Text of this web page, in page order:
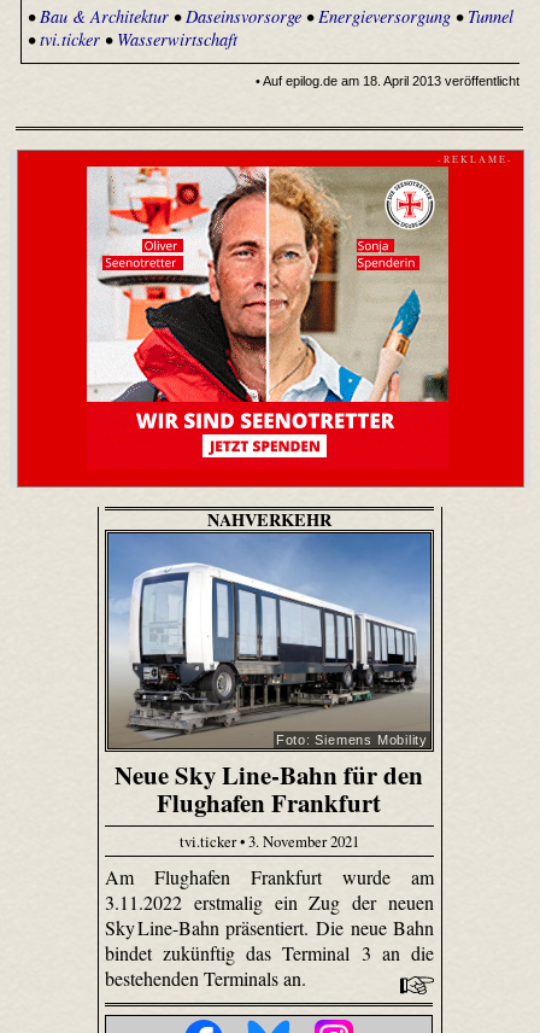
•Bau & Architektur•Daseinsvorsorge•Energieversorgung• Tunnel
•tvi.ticker• Wasserwirtschaft
• Auf epilog.de am 18. April 2013 veröffentlicht
- R E K L A M E -
NAHVERKEHR
Foto: Siemens Mobility
Neue Sky Line-Bahn für den
Flughafen Frankfurt
tvi.ticker • 3. November 2021
Am Flughafen Frankfurt wurde am
3.11.2022 erstmalig ein Zug der neuen
Sky Line-Bahn präsentiert. Die neue Bahn
bindet zukünftig das Terminal 3 an die
bestehenden Terminals an.